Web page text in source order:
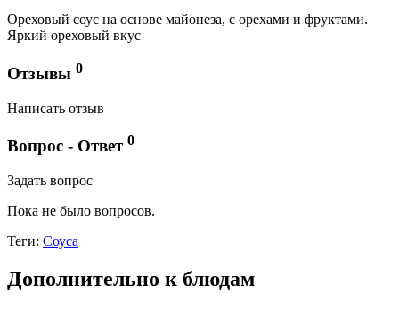
Ореховый соус на основе майонеза, с орехами и фруктами.
Яркий ореховый вкус
Отзывы 0
Написать отзыв
Вопрос - Ответ 0
Задать вопрос
Пока не было вопросов.
Теги: Соуса
Дополнительно к блюдам